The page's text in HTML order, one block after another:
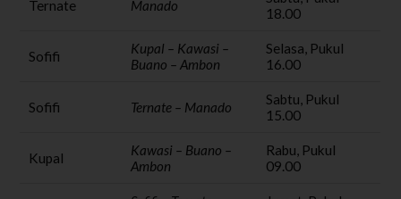
Ternate Manado
18.00
Sofifi
Kupal – Kawasi –
Buano – Ambon
Selasa, Pukul
16.00
Sofifi Ternate – Manado
Sabtu, Pukul
15.00
Kupal
Kawasi – Buano –
Ambon
Rabu, Pukul
09.00